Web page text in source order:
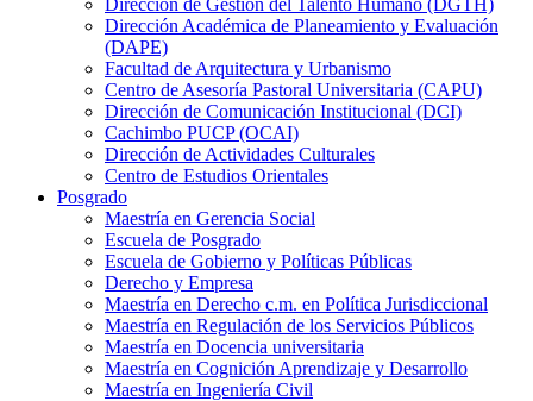
Dirección de Gestión del Talento Humano (DGTH)
Dirección Académica de Planeamiento y Evaluación
(DAPE)
Facultad de Arquitectura y Urbanismo
Centro de Asesoría Pastoral Universitaria (CAPU)
Dirección de Comunicación Institucional (DCI)
Cachimbo PUCP (OCAI)
Dirección de Actividades Culturales
Centro de Estudios Orientales
Posgrado
Maestría en Gerencia Social
Escuela de Posgrado
Escuela de Gobierno y Políticas Públicas
Derecho y Empresa
Maestría en Derecho c.m. en Política Jurisdiccional
Maestría en Regulación de los Servicios Públicos
Maestría en Docencia universitaria
Maestría en Cognición Aprendizaje y Desarrollo
Maestría en Ingeniería Civil